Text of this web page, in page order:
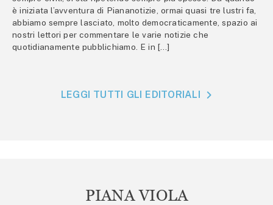
è iniziata l’avventura di Piananotizie, ormai quasi tre lustri fa,
abbiamo sempre lasciato, molto democraticamente, spazio ai
nostri lettori per commentare le varie notizie che
quotidianamente pubblichiamo. E in […]
LEGGI TUTTI GLI EDITORIALI
PIANA VIOLA